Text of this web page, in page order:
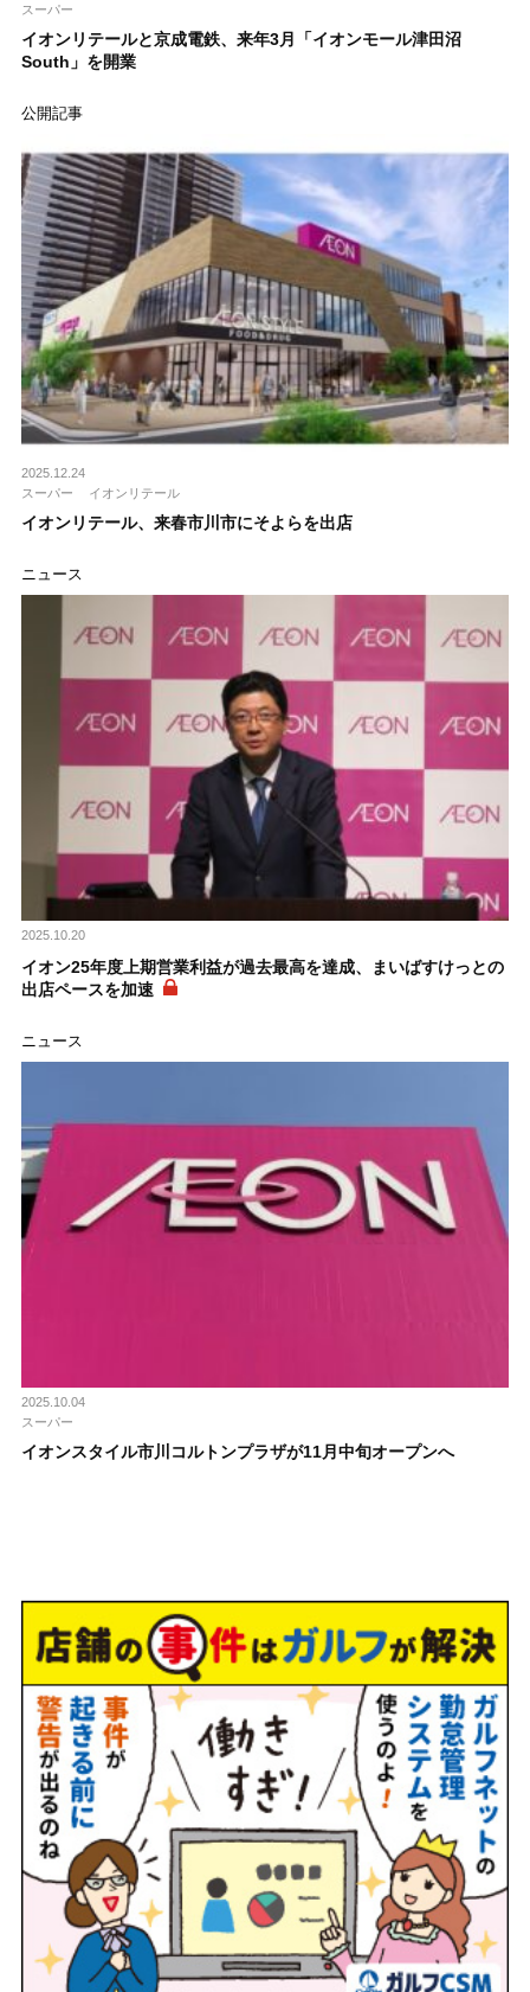
スーパー
イオンリテールと京成電鉄、来年3月「イオンモール津田沼
South」を開業
公開記事
2025.12.24
スーパー
イオンリテール
イオンリテール、来春市川市にそよらを出店
ニュース
2025.10.20
イオン25年度上期営業利益が過去最高を達成、まいばすけっとの
出店ペースを加速
ニュース
2025.10.04
スーパー
イオンスタイル市川コルトンプラザが11月中旬オープンへ